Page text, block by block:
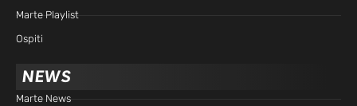
Marte Playlist
Ospiti
NEWS
Marte News